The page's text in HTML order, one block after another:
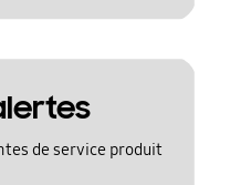
de service produit